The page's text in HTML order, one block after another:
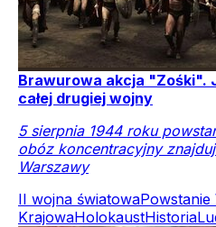
Brawurowa akcja "Zośki".
całej drugiej wojny
5 sierpnia 1944 roku
obóz koncentracyjny
Warszawy
II wojna światowaPowstanie
KrajowaHolokaustHistoria